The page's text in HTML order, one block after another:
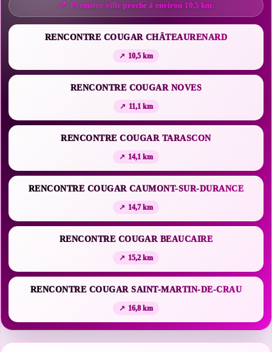
Première ville proche à environ 10,5 km.
RENCONTRE COUGAR CHÂTEAURENARD
10,5 km
RENCONTRE COUGAR NOVES
11,1 km
RENCONTRE COUGAR TARASCON
14,1 km
RENCONTRE COUGAR CAUMONT-SUR-DURANCE
14,7 km
RENCONTRE COUGAR BEAUCAIRE
15,2 km
RENCONTRE COUGAR SAINT-MARTIN-DE-CRAU
16,8 km